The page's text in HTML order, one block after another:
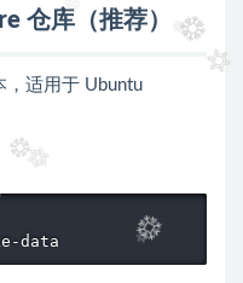
仓库（推荐）
，适用于 Ubuntu
data